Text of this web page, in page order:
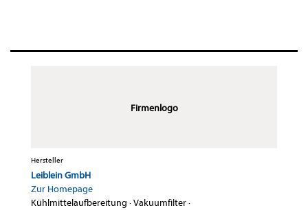
Firmenlogo
Hersteller
Leiblein GmbH
Zur Homepage
Kühlmittelaufbereitung ·Vakuumfilter·